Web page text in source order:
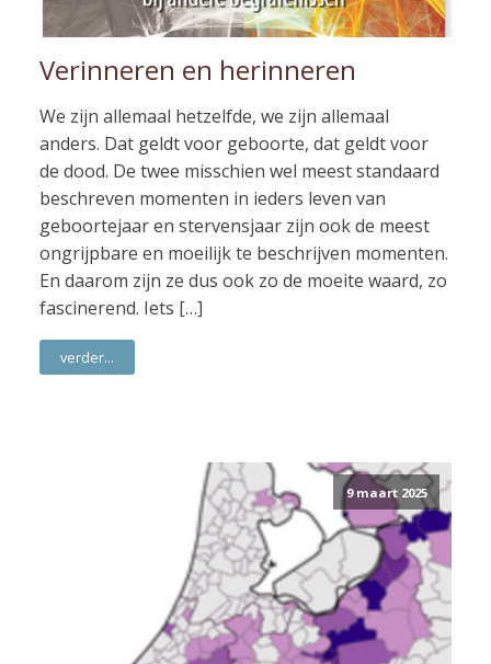
Verinneren en herinneren
We zijn allemaal hetzelfde, we zijn allemaal
anders. Dat geldt voor geboorte, dat geldt voor
de dood. De twee misschien wel meest standaard
beschreven momenten in ieders leven van
geboortejaar en stervensjaar zijn ook de meest
ongrijpbare en moeilijk te beschrijven momenten.
En daarom zijn ze dus ook zo de moeite waard, zo
fascinerend. Iets […]
verder...
9 maart 2025